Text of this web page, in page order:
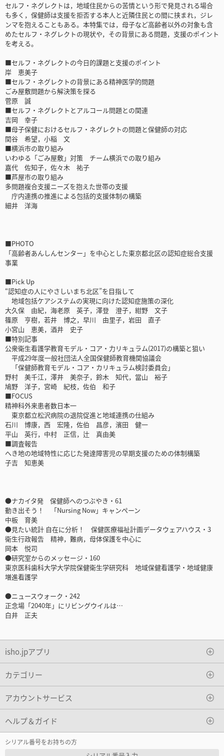
セルフ・ネグレクトは，地域住民からの苦情という形で発見される場合
も多く，保健師は支援を拒否する本人と近隣住民との間に挟まれ，ジレ
ンマを抱えることもある。本特集では，母子など高齢者以外の対象も含
めたセルフ・ネグレクトの現状や，その背景にある問題，支援のポイント
を考える。
■セルフ・ネグレクトの今日的課題と支援のポイント
岸 恵美子
■セルフ・ネグレクトの背景にある精神医学的問題
ごみ屋敷問題から解決策を探る
菅原 誠
■セルフ・ネグレクトとアルコール問題との関連
吉岡 幸子
■母子保健におけるセルフ・ネグレクトの問題と保健師の対応
関谷 希望，小稲 文
■横浜市の取り組み
いわゆる「ごみ屋敷」対策 チーム横浜での取り組み
嘉代 佐知子，佐々木 祐子
■芦屋市の取り組み
多問題複合支援ニーズを抱えた世帯の支援
庁内連携の推進による包括的支援体制の構築
細井 洋海
■PHOTO
「高齢者あんしんセンター」を中心とした東京都北区の認知症総合支援
事業
■Pick Up
“認知症の人にやさしいまち北区”を目指して
地域包括ケアシステムの実現に向けた認知症施策の深化
大久保 由紀，海老原 英子，澤登 澄子，紺野 文子
篠原 亨樹，若井 博之，早川 由里子，岩田 直子
小宮山 恵美，酒井 史子
■特別記事
公衆衛生看護学教育モデル・コア・力リキュラム(2017)の構築と狙い
平成29年度一般社団法人全国保健師教育機関協議会
「保健師教育モデル・コア・カリキュラム検討委員会」
野村 美千江，澤井 美奈子，鈴木 知代，當山 裕子
鳩野 洋子，宮崎 紀枝，佐伯 和子
■FOCUS
精神科外来患者数日本一
東京都立松沢病院の退院促進と地域連携の仕組み
石川 博康，西 宏隆，佐伯 昌彦，濱田 健一
平山 英行，中村 正信，辻 真由美
■調査報告
へき地の地域特性に応じた発達障害児の早期支援のための体制構築
子吉 知恵美
●ナカイタ発 保健師へのつぶやき・61
動き出そう！ 「Nursing Now」キャンぺーン
中板 育美
●見たい統計 自在に分析！ 保健医療福祉計画データウェアハウス・3
衛生行政報告 精神，難病，母体保護を中心に
岡本 悦司
●研究室からのメッセージ・160
東京医科歯科大学大学院保健衛生学研究科 地域保健看護学・地域健康
増進看護学
●ニュースウォーク・242
正念場「2040年」にリビングウイルは…
白井 正夫
isho.jpアプリ
カテゴリー
アカウントサービス
ヘルプ＆ガイド
シリアル番号をお持ちの方